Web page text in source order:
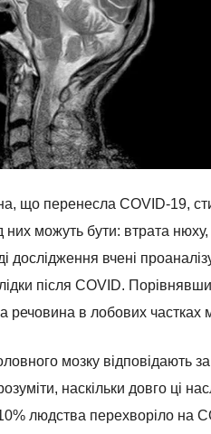
що перенесла COVID-19,
можуть бути: втрата
дослідження вчені
після COVID.
речовина в лобових частках
мозку відповідають
наскільки довго ці
людства перехворіло на